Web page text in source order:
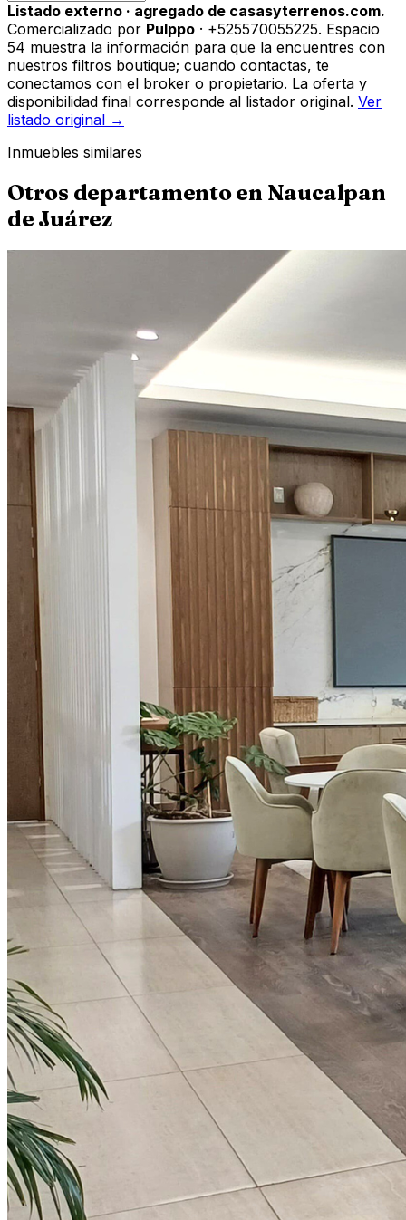
Listado externo · agregado de casasyterrenos.com.
Comercializado por Pulppo · +525570055225. Espacio
54 muestra la información para que la encuentres con
nuestros filtros boutique; cuando contactas, te
conectamos con el broker o propietario. La oferta y
disponibilidad final corresponde al listador original. Ver
listado original →
Inmuebles similares
Otros departamentoen Naucalpan
de Juárez